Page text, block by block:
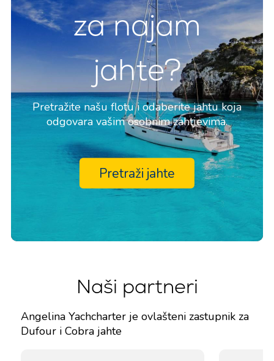
za najam
jahte?
Pretražite našu flotu i odaberite jahtu koja
odgovara vašim osobnim zahtjevima.
Pretraži jahte
Naši partneri
Angelina Yachcharter je ovlašteni zastupnik za
Dufour i Cobra jahte